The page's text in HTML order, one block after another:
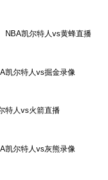
NBA凯尔特人vs黄蜂直播
凯尔特人vs掘金录像
特人vs火箭直播
凯尔特人vs灰熊录像